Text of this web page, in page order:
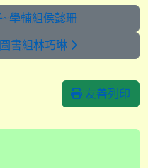
學輔組侯懿珊
書組林巧琳
友善列印